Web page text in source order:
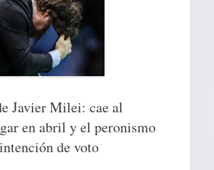
Javier Milei: cae al
en abril y el peronismo
de voto